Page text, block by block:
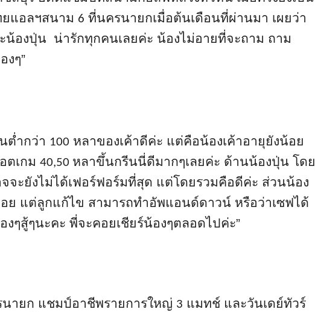
แอลฯสนาม 6 ที่นครนายกเมื่อต้นเดือนที่ผ่านมา เผยว่า
น้องปุ่น น่ารักทุกคนเลยค่ะ น้องไม่อายที่จะถาม ถาม
งๆ”
ต่ำกว่า 100 หลาของเค้าดีค่ะ แต่คือน้องเค้าอายุยังน้อย
ตเกม 40,50 หลาขึ้นกรีนนี่ดีมากๆเลยค่ะ ด้านน้องปุ่น โดย
จะยังไม่ได้เฟอร์ฟอร์มที่สุด แต่โดยรวมคือดีค่ะ ส่วนน้อง
ย แต่ลูกแก้ไข สามารถทำอัพแอนด์ดาวน์ หรือว่าเซฟได้
สู้ๆนะคะ พี่จะคอยเชียร์น้องๆตลอดไปค่ะ”
ายก แชมป์อาชีพรายการใหญ่ 3 แมทช์ และวันเดย์ทัวร์